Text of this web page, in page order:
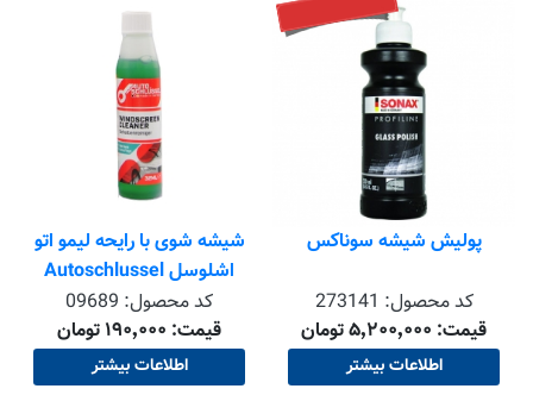
پولیش شیشه سوناکس
کد محصول: 273141
قیمت: ۵٬۲۰۰٬۰۰۰ تومان
اطلاعات بیشتر
شیشه شوی با رایحه لیمو اتو
اشلوسل Autoschlussel
کد محصول: 09689
قیمت: ۱۹۰٬۰۰۰ تومان
اطلاعات بیشتر